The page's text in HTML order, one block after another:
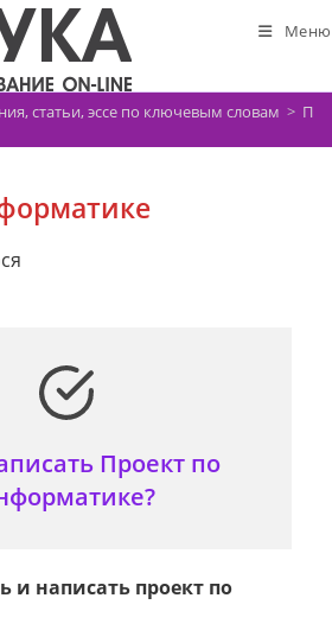
Меню
статьи, эссе по ключевым словам >
Проект по
и написать проект по